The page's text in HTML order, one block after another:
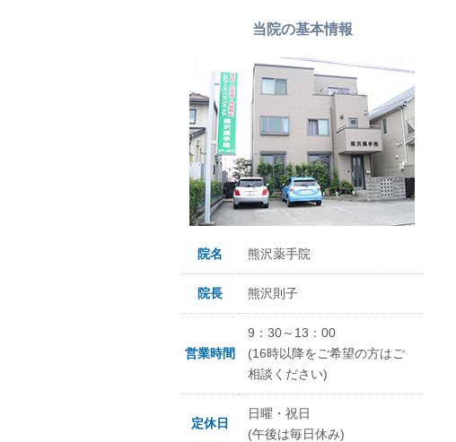
当院の基本情報
院名 熊沢薬手院
院長 熊沢則子
営業時間
9：30～13：00
(16時以降をご希望の方はご
相談ください)
定休日
日曜・祝日
(午後は毎日休み)